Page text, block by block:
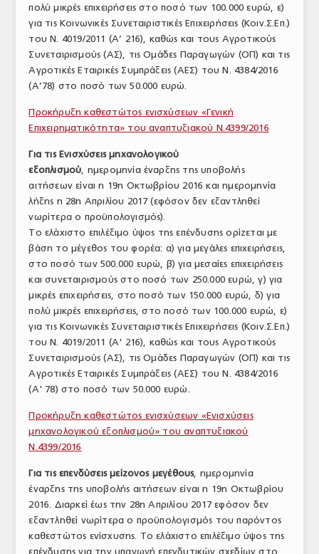
ΣΥΝΕΔΡΙΟ ΚΡΕΑΤΟΣ
πολύ μικρές επιχειρήσεις στο ποσό των 100.000 ευρώ, ε)
για τις Κοινωνικές Συνεταιριστικές Επιχειρήσεις (Κοιν.Σ.Επ.)
του N. 4019/2011 (Α’ 216), καθώς και τους Αγροτικούς
Συνεταιρισμούς (ΑΣ), τις Ομάδες Παραγωγών (ΟΠ) και τις
Αγροτικές Εταιρικές Συμπράξεις (ΑΕΣ) του Ν. 4384/2016
(Α’78) στο ποσό των 50.000 ευρώ.
Προκήρυξη καθεστώτος ενισχύσεων «Γενική
Επιχειρηματικότητα» του αναπτυξιακού N.4399/2016
Για τις Ενισχύσεις μηχανολογικού
εξοπλισμού, ημερομηνία έναρξης της υποβολής
αιτήσεων είναι η 19η Οκτωβρίου 2016 και ημερομηνία
λήξης η 28η Απριλίου 2017 (εφόσον δεν εξαντληθεί
νωρίτερα ο προϋπολογισμός).
Το ελάχιστο επιλέξιμο ύψος της επένδυσης ορίζεται με
βάση το μέγεθος του φορέα: α) για μεγάλες επιχειρήσεις,
στο ποσό των 500.000 ευρώ, β) για μεσαίες επιχειρήσεις
και συνεταιρισμούς στο ποσό των 250.000 ευρώ, γ) για
μικρές επιχειρήσεις, στο ποσό των 150.000 ευρώ, δ) για
πολύ μικρές επιχειρήσεις, στο ποσό των 100.000 ευρώ, ε)
για τις Κοινωνικές Συνεταιριστικές Επιχειρήσεις (Κοιν.Σ.Επ.)
του N. 4019/2011 (Α' 216), καθώς και τους Αγροτικούς
Συνεταιρισμούς (ΑΣ), τις Ομάδες Παραγωγών (ΟΠ) και τις
Αγροτικές Εταιρικές Συμπράξεις (ΑΕΣ) του Ν. 4384/2016
(Α' 78) στο ποσό των 50.000 ευρώ.
Προκήρυξη καθεστώτος ενισχύσεων «Ενισχύσεις
μηχανολογικού εξοπλισμού» του αναπτυξιακού
N.4399/2016
Για τις επενδύσεις μείζονος μεγέθους, ημερομηνία
έναρξης της υποβολής αιτήσεων είναι η 19η Οκτωβρίου
2016. Διαρκεί έως την 28η Απριλίου 2017 εφόσον δεν
εξαντληθεί νωρίτερα ο προϋπολογισμός του παρόντος
καθεστώτος ενίσχυσης. Το ελάχιστο επιλέξιμο ύψος της
επένδυσης για την υπαγωγή επενδυτικών σχεδίων στο